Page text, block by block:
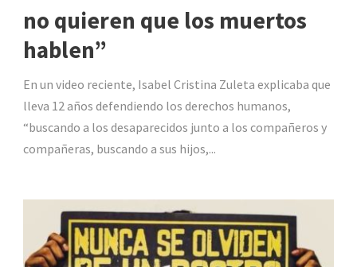
no quieren que los muertos
hablen”
En un video reciente, Isabel Cristina Zuleta explicaba que
lleva 12 años defendiendo los derechos humanos,
“buscando a los desaparecidos junto a los compañeros y
compañeras, buscando a sus hijos,...